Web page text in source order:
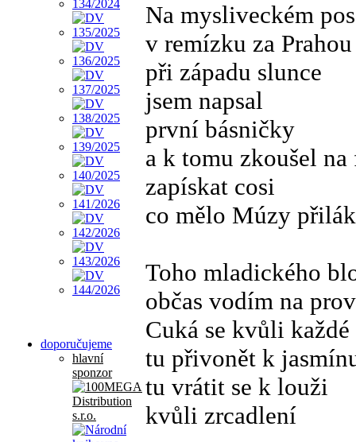
doporučujeme
hlavní
sponzor
Na mysliveckém
v remízku za Prahou
při západu slunce
jsem napsal
první básničky
a k tomu zkoušel
zapískat cosi
co mělo Múzy
Toho mladického
občas vodím na
Cuká se kvůli
tu přivonět k
tu vrátit se k louži
kvůli zrcadlení